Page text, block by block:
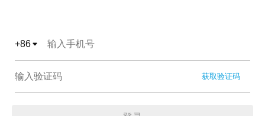
+86
获取验证码